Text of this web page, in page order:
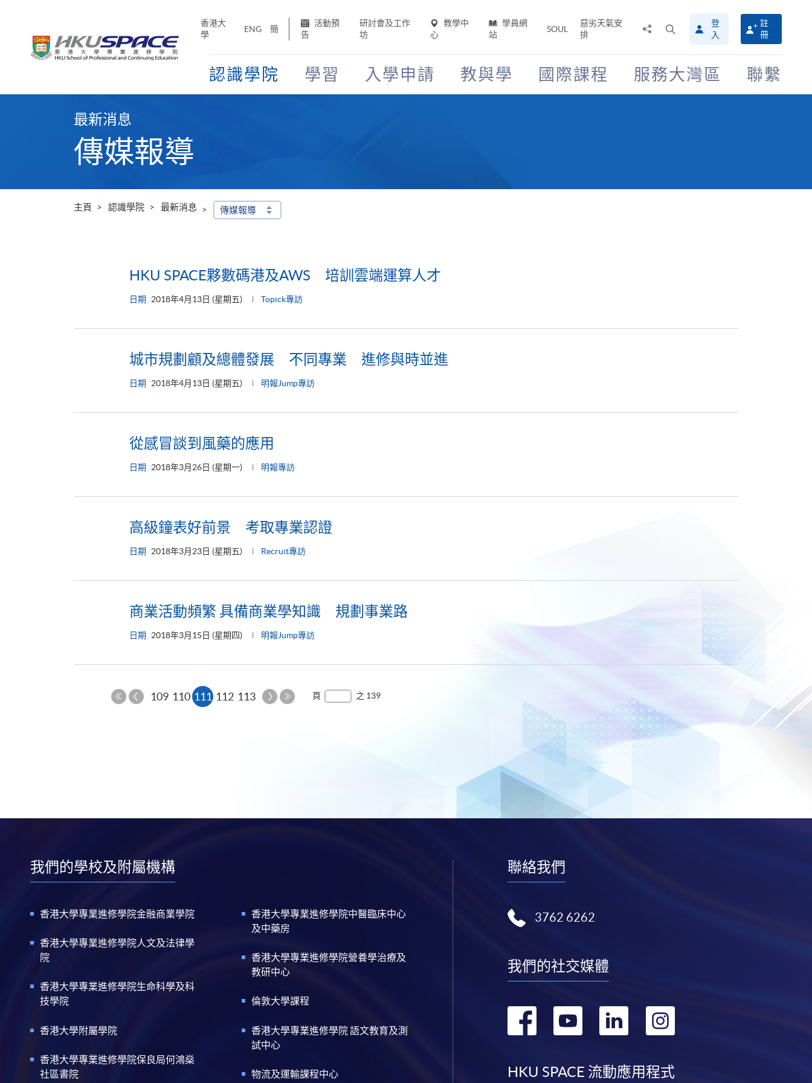
香港大
學
ENG 簡
活動預
告
研討會及工作
坊
教學中
心
學員網
站
SOUL
惡劣天氣安
排
搜
尋
介
面
登
入
註
冊
認識學院 學習 入學申請 教與學 國際課程 服務大灣區 聯繫
最新消息
傳媒報導
主頁 認識學院 最新消息 傳媒報導
HKU SPACE夥數碼港及AWS 培訓雲端運算人才
日期 2018年4月13日 (星期五) Topick專訪
城市規劃顧及總體發展 不同專業 進修與時並進
日期 2018年4月13日 (星期五) 明報Jump專訪
從感冒談到風藥的應用
日期 2018年3月26日 (星期一) 明報專訪
高級鐘表好前景 考取專業認證
日期 2018年3月23日 (星期五) Recruit專訪
商業活動頻繁 具備商業學知識 規劃事業路
日期 2018年3月15日 (星期四) 明報Jump專訪
上 109 110 111本112 113
下
頁 之 139
我們的學校及附屬機構
香港大學專業進修學院金融商業學院
香港大學專業進修學院人文及法律學
院
香港大學專業進修學院生命科學及科
技學院
香港大學附屬學院
香港大學專業進修學院保良局何鴻燊
社區書院
香港大學專業進修學院中醫臨床中心
及中藥房
香港大學專業進修學院營養學治療及
教研中心
倫敦大學課程
香港大學專業進修學院 語文教育及測
試中心
物流及運輸課程中心
聯絡我們
3762 6262
我們的社交媒體
轉 轉 轉 轉
HKU SPACE 流動應用程式